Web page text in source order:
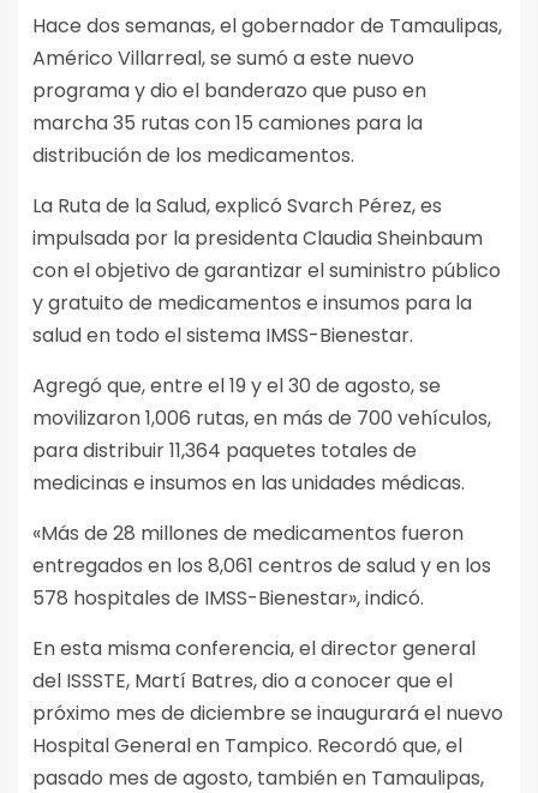
Hace dos semanas, el gobernador de Tamaulipas,
Américo Villarreal, se sumó a este nuevo
programa y dio el banderazo que puso en
marcha 35 rutas con 15 camiones para la
distribución de los medicamentos.
La Ruta de la Salud, explicó Svarch Pérez, es
impulsada por la presidenta Claudia Sheinbaum
con el objetivo de garantizar el suministro público
y gratuito de medicamentos e insumos para la
salud en todo el sistema IMSS-Bienestar.
Agregó que, entre el 19 y el 30 de agosto, se
movilizaron 1,006 rutas, en más de 700 vehículos,
para distribuir 11,364 paquetes totales de
medicinas e insumos en las unidades médicas.
«Más de 28 millones de medicamentos fueron
entregados en los 8,061 centros de salud y en los
578 hospitales de IMSS-Bienestar», indicó.
En esta misma conferencia, el director general
del ISSSTE, Martí Batres, dio a conocer que el
próximo mes de diciembre se inaugurará el nuevo
Hospital General en Tampico. Recordó que, el
pasado mes de agosto, también en Tamaulipas,